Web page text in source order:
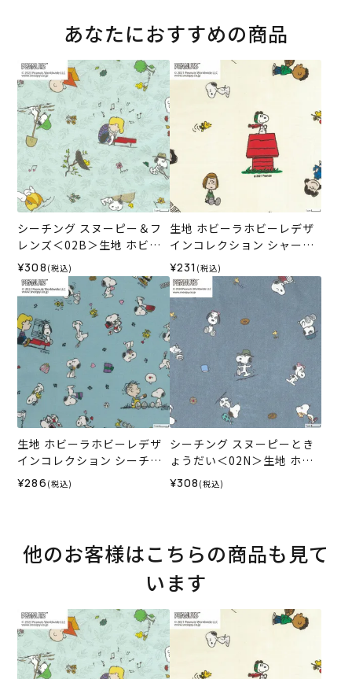
あなたにおすすめの商品
シーチング スヌーピー＆フ
レンズ＜02B＞生地 ホビー
ラホビーレデザインコレク
ション
¥308 (税込)
生地 ホビーラホビーレデザ
インコレクション シャーチ
ング スヌーピーと友達＜01I
V＞
¥231 (税込)
生地 ホビーラホビーレデザ
インコレクション シーチン
グ スヌーピー 幸せ＜02B＞
¥286 (税込)
シーチング スヌーピーとき
ょうだい＜02N＞生地 ホビ
ーラホビーレデザインコレ
クション
¥308 (税込)
他のお客様はこちらの商品も見て
います